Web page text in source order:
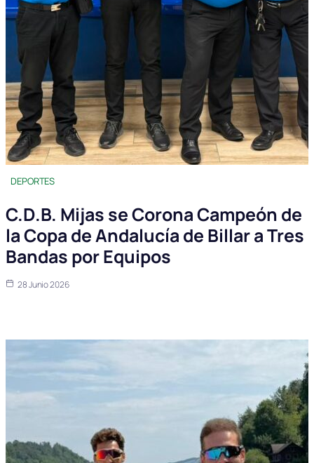
DEPORTES
C.D.B. Mijas se Corona Campeón de
la Copa de Andalucía de Billar a Tres
Bandas por Equipos
28 Junio 2026